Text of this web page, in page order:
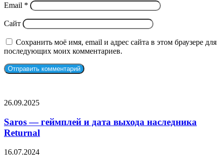
Email *
Сайт
Сохранить моё имя, email и адрес сайта в этом браузере для
последующих моих комментариев.
Saros
геймплей
и
дата
наследника
26.09.2025
Saros — геймплей и дата выхода наследника
Returnal
Развидеть
16.07.2024